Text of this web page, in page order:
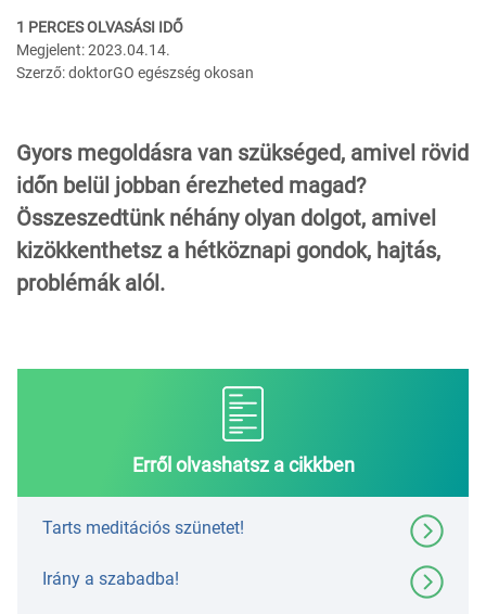
1 PERCES OLVASÁSI IDŐ
Megjelent: 2023.04.14.
Szerző: doktorGO egészség okosan
Gyors megoldásra van szükséged, amivel rövid
időn belül jobban érezheted magad?
Összeszedtünk néhány olyan dolgot, amivel
kizökkenthetsz a hétköznapi gondok, hajtás,
problémák alól.
Erről olvashatsz a cikkben
Tarts meditációs szünetet!
Irány a szabadba!